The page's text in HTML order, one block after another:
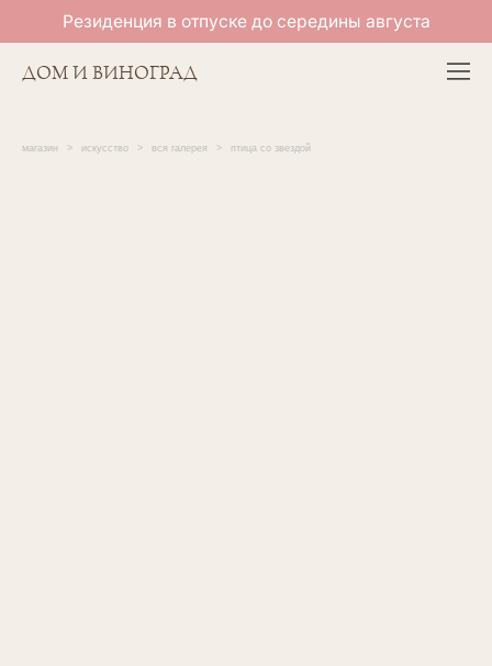
Резиденция в отпуске до середины августа
ДОМ И ВИНОГРАД
магазин > искусство > вся галерея > птица со звездой